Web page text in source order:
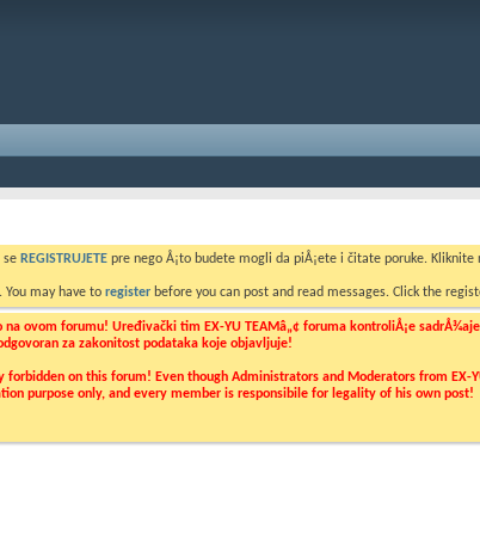
se REGISTRUJETE pre nego Å¡to budete mogli da piÅ¡ete i čitate poruke.
You may have to register before you can post and read messages. Click the
ovom forumu! Uređivački tim EX-YU TEAMâ„¢ foruma kontroliÅ¡e
za zakonitost podataka koje objavljuje!
on this forum! Even though Administrators and Moderators from
purpose only, and every member is responsibile for legality of his own post!